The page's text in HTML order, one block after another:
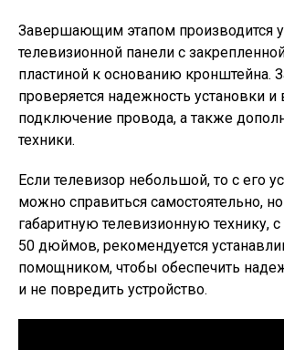
Завершающим этапом производится
телевизионной панели с
пластиной к основанию кронштейна.
проверяется надежность установки и
подключение провода, а также
техники.
Если телевизор небольшой, то с его
можно справиться самостоятельно,
габаритную телевизионную технику,
50 дюймов, рекомендуется
помощником, чтобы обеспечить
и не повредить устройство.